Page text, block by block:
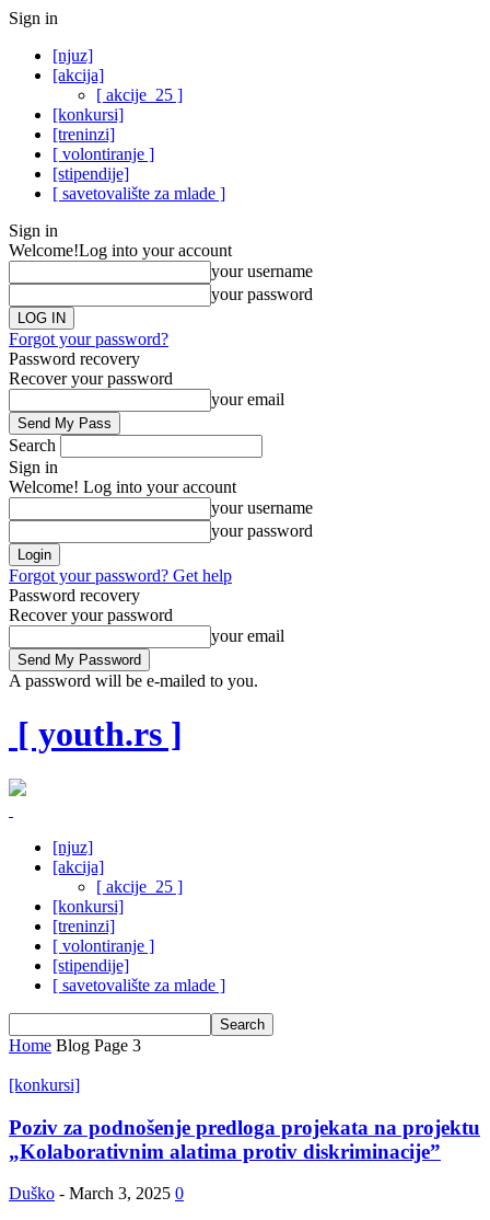
Sign in
[njuz]
[akcija]
[ akcije_25 ]
[konkursi]
[treninzi]
[ volontiranje ]
[stipendije]
[ savetovalište za mlade ]
Sign in
Welcome!Log into your account
your username
your password
Forgot your password?
Password recovery
Recover your password
your email
Search
Sign in
Welcome! Log into your account
your username
your password
Forgot your password? Get help
Password recovery
Recover your password
your email
A password will be e-mailed to you.
[ youth.rs ]
[njuz]
[akcija]
[ akcije_25 ]
[konkursi]
[treninzi]
[ volontiranje ]
[stipendije]
[ savetovalište za mlade ]
Home Blog Page 3
[konkursi]
Poziv za podnošenje predloga projekata na projektu
„Kolaborativnim alatima protiv diskriminacije”
Duško - March 3, 2025 0